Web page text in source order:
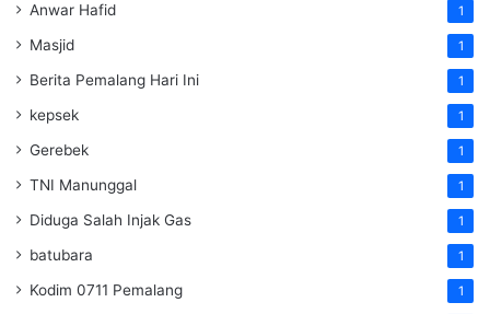
Anwar Hafid 1
Masjid 1
Berita Pemalang Hari Ini 1
kepsek 1
Gerebek 1
TNI Manunggal 1
Diduga Salah Injak Gas 1
batubara 1
Kodim 0711 Pemalang 1